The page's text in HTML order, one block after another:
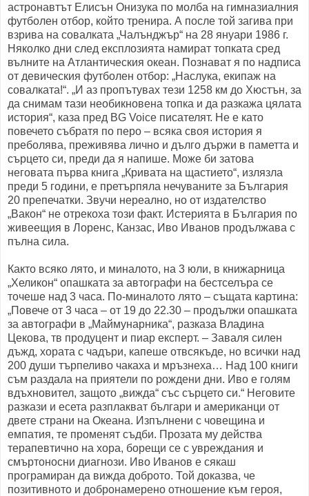
астронавтът Елисън Онизука по молба на гимназиалния
футболен отбор, който тренира. А после той загива при
взрива на совалката „Чалънджър“ на 28 януари 1986 г.
Няколко дни след експлозията намират топката сред
вълните на Атлантическия океан. Познават я по надписа
от девическия футболен отбор: „Наслука, екипаж на
совалката!“. „И аз пропътувах тези 1258 км до Хюстън, за
да снимам тази необикновена топка и да разкажа цялата
история“, каза пред BG Voice писателят. Не е като
повечето събратя по перо – всяка своя история я
преболява, преживява лично и дълго държи в паметта и
сърцето си, преди да я напише. Може би затова
неговата първа книга „Кривата на щастието“, излязла
преди 5 години, е претърпяла нечуваните за България
20 препечатки. Звучи нереално, но от издателство
„Вакон“ не отрекоха този факт. Истерията в България по
живеещия в Лоренс, Канзас, Иво Иванов продължава с
пълна сила.
Както всяко лято, и миналото, на 3 юли, в книжарница
„Хеликон“ опашката за автографи на бестселъра се
точеше над 3 часа. По-миналото лято – същата картина:
„Повече от 3 часа – от 19 до 22.30 – продължи опашката
за автографи в „Маймунарника“, разказа Владина
Цекова, тв продуцент и пиар експерт. – Заваля силен
дъжд, хората с чадъри, капеше отвсякъде, но всички над
200 души търпеливо чакаха и мръзнеха… Над 100 книги
съм раздала на приятели по рождени дни. Иво е голям
вдъхновител, защото „вижда“ със сърцето си.“ Неговите
разкази и есета разплакват българи и американци от
двете страни на Океана. Изпълнени с човещина и
емпатия, те променят съдби. Прозата му действа
терапевтично на хора, борещи се с увреждания и
смъртоносни диагнози. Иво Иванов е сякаш
програмиран да вижда доброто. Той доказва, че
позитивното и добронамерено отношение към героя,